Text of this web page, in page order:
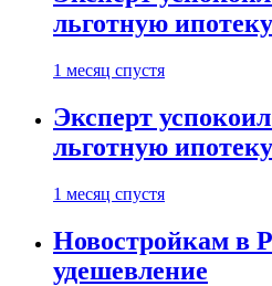
льготную
1 месяц спустя
Эксперт
льготную
1 месяц спустя
Новостройкам в
удешевление